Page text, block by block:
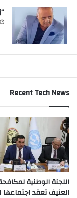
Recent Tech News
اللجنة الوطنية
العنيف تعقد اجتماعها